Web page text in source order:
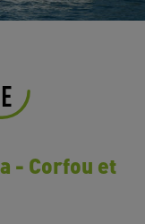
- Corfou et